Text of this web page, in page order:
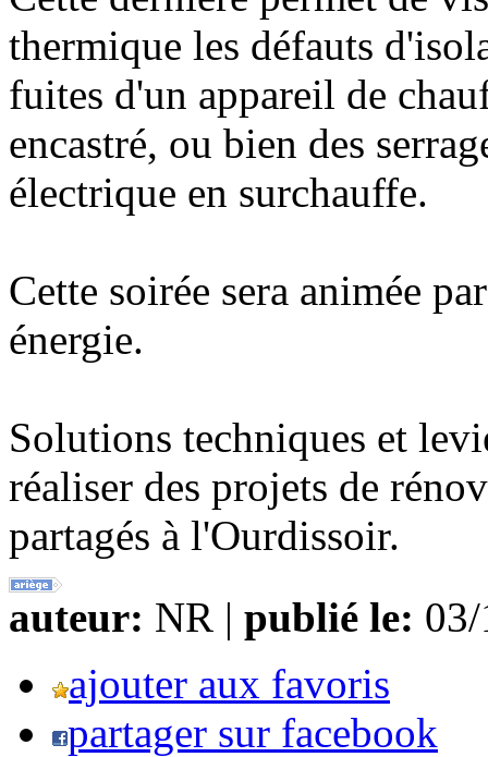
thermique les défauts
fuites d'un appareil de
encastré, ou bien des
électrique en surchauffe.
Cette soirée sera animée
énergie.
Solutions techniques et
réaliser des projets de
partagés à l'Ourdissoir.
auteur: NR | publié le:
ajouter aux favoris
partager sur facebook